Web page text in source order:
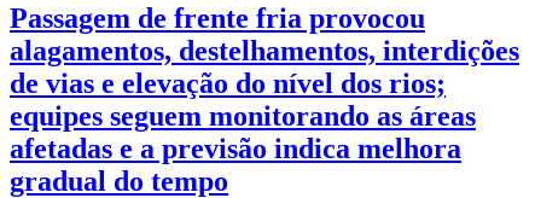
Passagem de frente fria provocou
alagamentos, destelhamentos, interdições
de vias e elevação do nível dos rios;
equipes seguem monitorando as áreas
afetadas e a previsão indica melhora
gradual do tempo